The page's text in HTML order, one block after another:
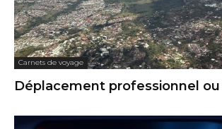
Carnets de voyage
Déplacement professionnel ou